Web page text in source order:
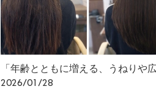
2026/01/28